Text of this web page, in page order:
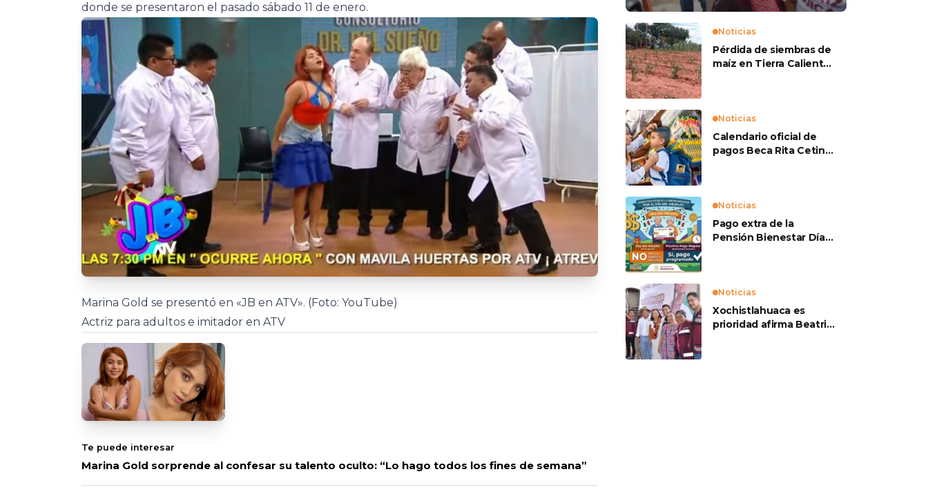
donde se presentaron el pasado sábado 11 de enero.
Marina Gold se presentó en «JB en ATV». (Foto: YouTube)
Actriz para adultos e imitador en ATV
Te puede interesar
Marina Gold sorprende al confesar su talento oculto: “Lo hago todos los fines de semana”
Noticias
Pérdida de siembras de
maíz en Tierra Caliente
Noticias
Calendario oficial de
pagos Beca Rita Cetina
Noticias
Pago extra de la
Pensión Bienestar Día
Noticias
Xochistlahuaca es
prioridad afirma Beatriz